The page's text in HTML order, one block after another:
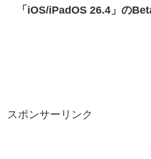
「iOS/iPadOS 26.4」の
スポンサーリンク